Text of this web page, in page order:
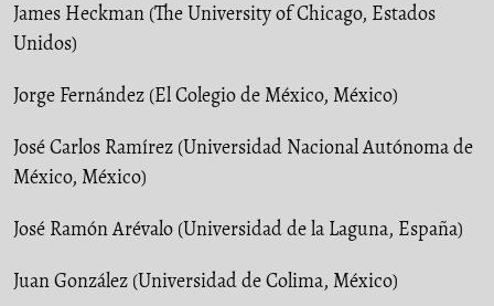
James Heckman (The University of Chicago, Estados
Unidos)
Jorge Fernández (El Colegio de México, México)
José Carlos Ramírez (Universidad Nacional Autónoma de
México, México)
José Ramón Arévalo (Universidad de la Laguna, España)
Juan González (Universidad de Colima, México)